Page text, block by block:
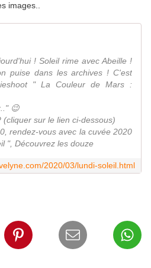
images..
! Soleil rime avec Abeille !
puise dans les archives ! C'est
" La Couleur de Mars :
😉
(cliquer sur le lien ci-dessous)
rendez-vous avec la cuvée 2020
", Découvrez les douze
2020/03/lundi-soleil.html